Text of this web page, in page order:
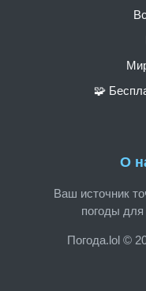
О
Ваш источник
погоды для
Погода.lol ©
🧩